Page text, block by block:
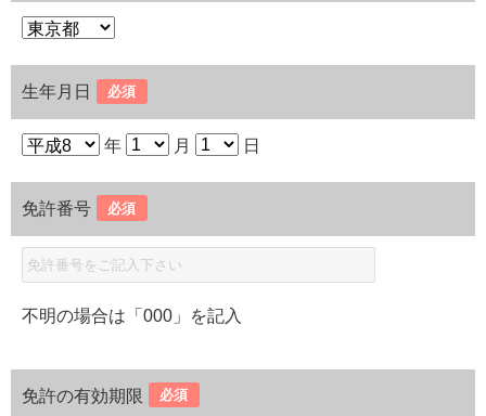
生年月日 必須
年 月 日
免許番号 必須
不明の場合は「000」を記入
免許の有効期限 必須